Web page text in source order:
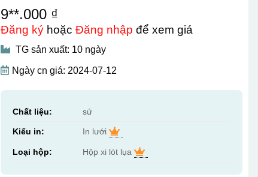
9**.000 ₫
Đăng kýhoặc Đăng nhập để xem giá
TG sản xuất: 10 ngày
Ngày cn giá: 2024-07-12
Chất liệu: sứ
Kiểu in: In lưới
Loại hộp: Hộp xi lót lụa